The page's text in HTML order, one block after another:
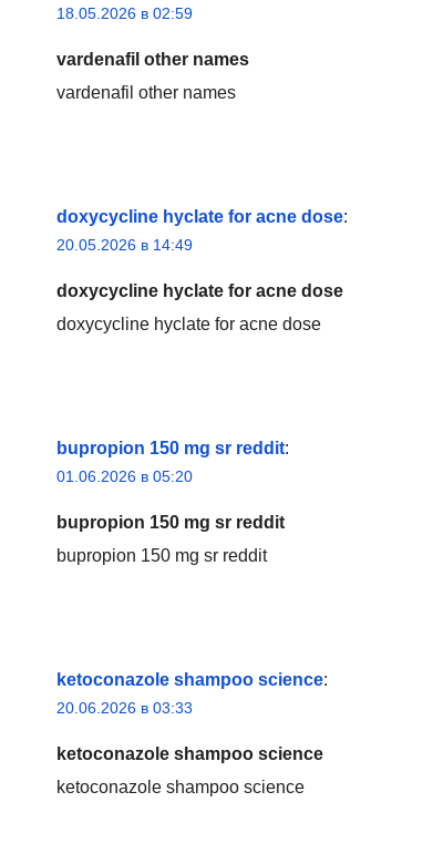
18.05.2026 в 02:59
vardenafil other names
vardenafil other names
doxycycline hyclate for acne dose:
20.05.2026 в 14:49
doxycycline hyclate for acne dose
doxycycline hyclate for acne dose
bupropion 150 mg sr reddit:
01.06.2026 в 05:20
bupropion 150 mg sr reddit
bupropion 150 mg sr reddit
ketoconazole shampoo science:
20.06.2026 в 03:33
ketoconazole shampoo science
ketoconazole shampoo science